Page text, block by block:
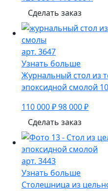
Сделать заказ
арт. 3647
Узнать больше
Журнальный стол из
эпоксидной смолой
110 000 ₽98 000 ₽
Сделать заказ
арт. 3443
Узнать больше
Столешница из